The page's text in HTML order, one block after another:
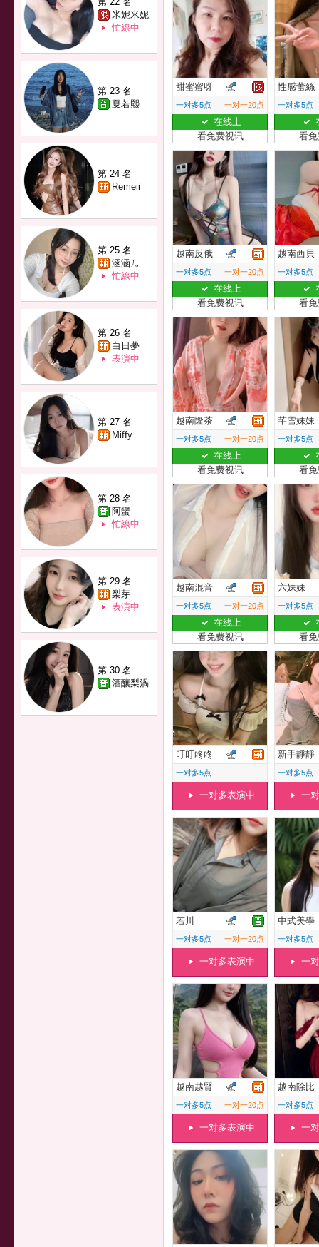
米妮米妮
忙線中
第 23 名
夏若熙
第 24 名
Remeii
第 25 名
涵涵ㄦ
忙線中
第 26 名
白日夢
表演中
第 27 名
Miffy
第 28 名
阿蠻
忙線中
第 29 名
梨芽
表演中
第 30 名
酒釀梨渦
甜蜜蜜呀
一对多5点 一对一20点
在线上
看免费视讯
性感蕾絲
一对多5点
看
越南反俄
一对多5点 一对一20点
在线上
看免费视讯
越南西貝
一对多5点
看
越南隆茶
一对多5点 一对一20点
在线上
看免费视讯
芊雪妹妹
一对多5点
看
越南混音
一对多5点 一对一20点
在线上
看免费视讯
六妹妹
一对多5点
看
叮叮咚咚
一对多5点
一对多表演中
新手靜靜
一对多5点
一
若川
一对多5点 一对一20点
一对多表演中
中式美學
一对多5点
一
越南越賢
一对多5点 一对一20点
一对多表演中
越南除比
一对多5点
一